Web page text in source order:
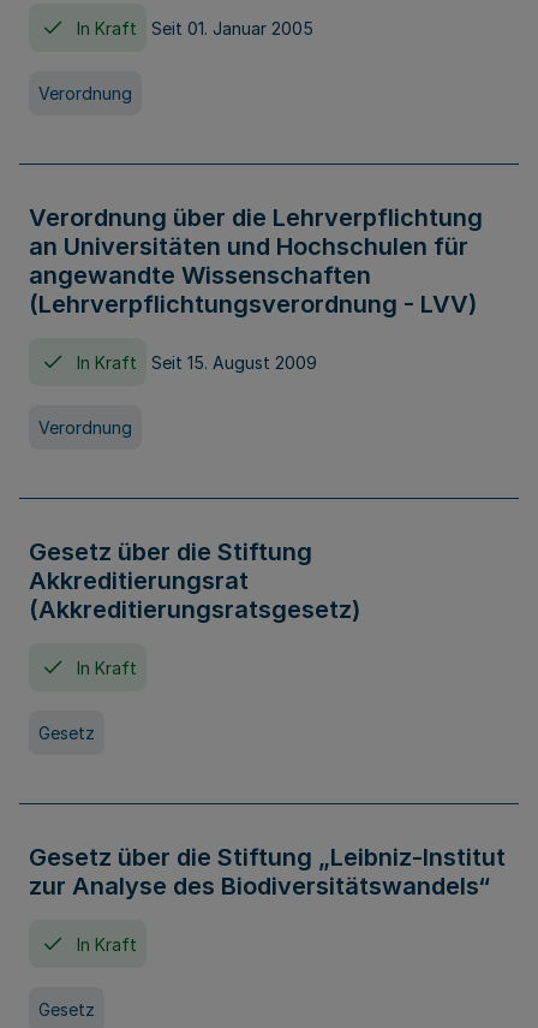
In Kraft Seit 01. Januar 2005
Verordnung
Verordnung über die Lehrverpflichtung
an Universitäten und Hochschulen für
angewandte Wissenschaften
(Lehrverpflichtungsverordnung - LVV)
In Kraft Seit 15. August 2009
Verordnung
Gesetz über die Stiftung
Akkreditierungsrat
(Akkreditierungsratsgesetz)
In Kraft
Gesetz
Gesetz über die Stiftung „Leibniz-Institut
zur Analyse des Biodiversitätswandels“
In Kraft
Gesetz